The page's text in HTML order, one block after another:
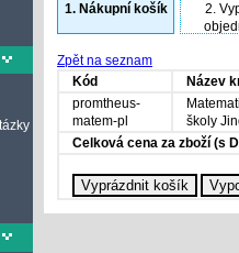
1.Nákupní košík 2.
Zpět na seznam
Kód
Název
promtheus-
matem-pl
školy
Celková cena za zboží (s